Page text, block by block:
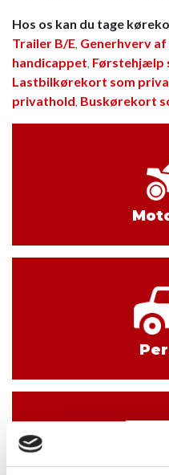
Hos os kan du tage
Trailer B/E Generhverv
handicappet Førstehjælp
Lastbilkørekort som
privathold Buskørekort